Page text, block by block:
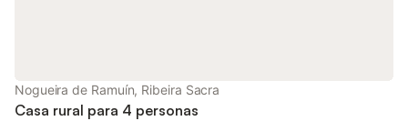
Nogueira de Ramuín, Ribeira Sacra
Casa rural para 4 personas